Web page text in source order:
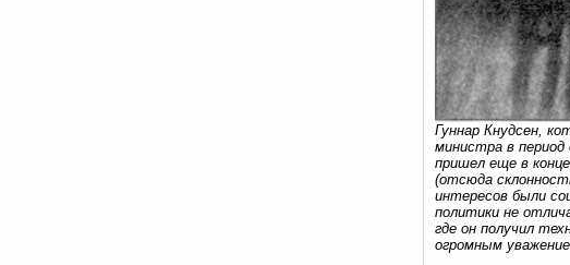
Гуннар Кнудсен,
министра в период
пришел еще в
(отсюда
интересов были
политики не
где он получил
огромным